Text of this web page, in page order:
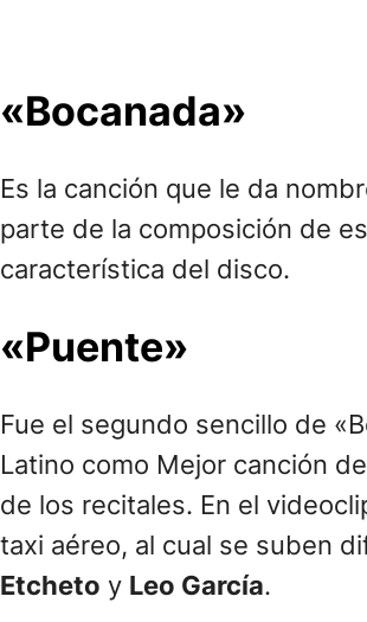
«Bocanada»
Es la canción que le da
parte de la composición de
característica del disco.
«Puente»
Fue el segundo sencillo de
Latino como Mejor canción
de los recitales. En el
taxi aéreo, al cual se suben
Etcheto y Leo García.